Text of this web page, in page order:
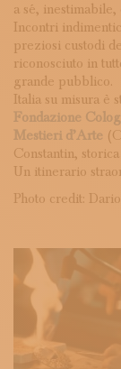
a sé,
Incontri
preziosi custodi
riconosciuto in
grande pubblico.
Italia su misura è
Fondazione
Mestieri d’Arte
Constantin,
Un itinerario
Photo credit: